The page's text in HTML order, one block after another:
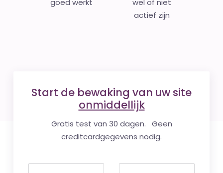
goed werkt
wel of niet
actief zijn
Start de bewaking van uw site
onmiddellijk
Gratis test van 30 dagen. Geen
creditcardgegevens nodig.